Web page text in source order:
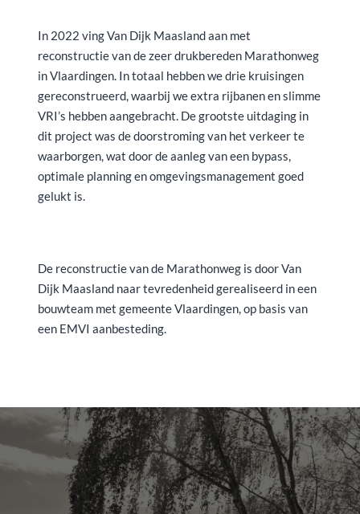
In 2022 ving Van Dijk Maasland aan met
reconstructie van de zeer drukbereden Marathonweg
in Vlaardingen. In totaal hebben we drie kruisingen
gereconstrueerd, waarbij we extra rijbanen en slimme
VRI’s hebben aangebracht. De grootste uitdaging in
dit project was de doorstroming van het verkeer te
waarborgen, wat door de aanleg van een bypass,
optimale planning en omgevingsmanagement goed
gelukt is.
De reconstructie van de Marathonweg is door Van
Dijk Maasland naar tevredenheid gerealiseerd in een
bouwteam met gemeente Vlaardingen, op basis van
een EMVI aanbesteding.